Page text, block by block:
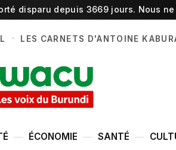
disparu depuis 3669 jours. Nous
· LES CARNETS D'ANTOINE
ÉCONOMIE SANTÉ